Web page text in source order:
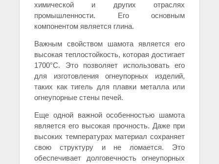
химической и других отраслях
промышленности. Его основным
компонентом является глина.
Важным свойством шамота является его
высокая теплостойкость, которая достигает
1700°C. Это позволяет использовать его
для изготовления огнеупорных изделий,
таких как тигель для плавки металла или
огнеупорные стены печей.
Еще одной важной особенностью шамота
является его высокая прочность. Даже при
высоких температурах материал сохраняет
свою структуру и не ломается. Это
обеспечивает долговечность огнеупорных